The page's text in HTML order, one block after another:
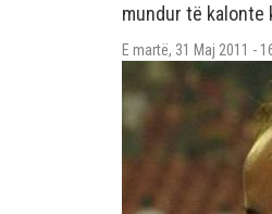
mundur të kalonte
E martë, 31 Maj 2011 -